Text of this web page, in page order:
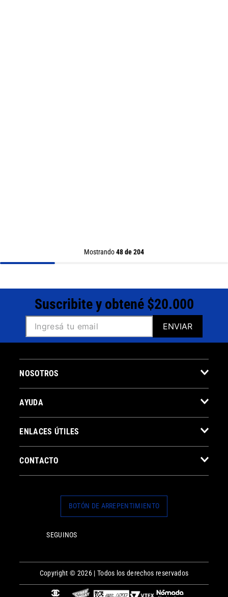
Mostrando48 de 204
Suscribite y obtené $20.000
ENVIAR
NOSOTROS
AYUDA
ENLACES ÚTILES
CONTACTO
BOTÓN DE ARREPENTIMIENTO
SEGUINOS
Copyright © 2026 | Todos los derechos reservados